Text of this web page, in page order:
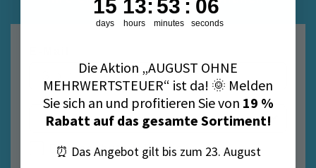
Datenschutzrichtlinie
Datenschutzrichtlinie
15
days
13
hours
: 53
minutes
: 05
seconds
Die Aktion „AUGUST OHNE
MEHRWERTSTEUER“ ist da! 🌞 Melden
Sie sich an und profitieren Sie von 19 %
Rabatt auf das gesamte Sortiment!
⏰ Das Angebot gilt bis zum 23. August